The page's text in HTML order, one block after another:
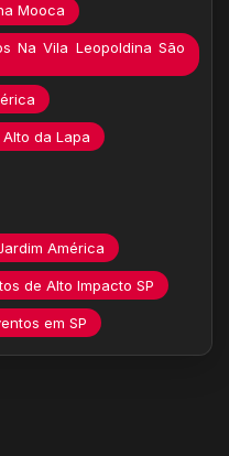
Mooca
Na Vila Leopoldina São
da Lapa
América
de Alto Impacto SP
em SP